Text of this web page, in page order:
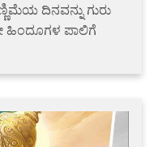
ದಿನವನ್ನು ಗುರು
ಹಿಂದೂಗಳ ಪಾಲಿಗೆ